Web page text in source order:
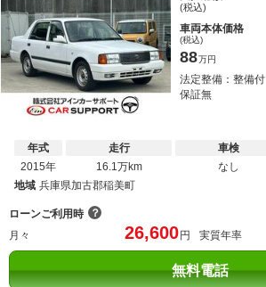
(税込)
車両本体価格
(税込)
88万円
法定整備：整備付
保証無
年式
2015年
走行
16.1万km
車検
なし
地域 兵庫県加古郡稲美町
ローンご利用時 ？
月々
26,600 円 実質年率
無料電話